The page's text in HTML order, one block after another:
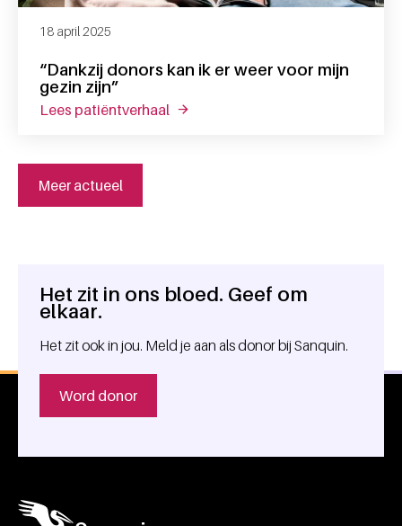
“Dankzij donors kan ik er weer voor mijn
gezin zijn”
18 april 2025
lees patiëntverhaal over “dankzij donors kan ik er weer
Meer actueel
Algemene informatie
Het zit in ons bloed. Geef om
elkaar.
Het zit ook in jou. Meld je aan als donor bij Sanquin.
Word donor